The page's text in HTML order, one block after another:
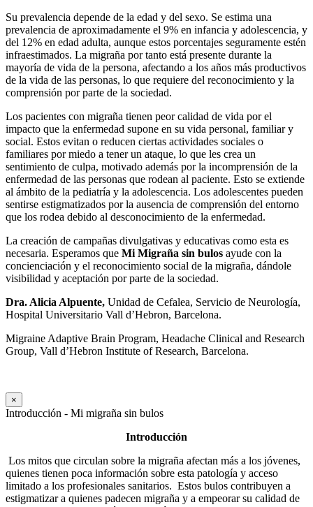
Su prevalencia depende de la edad y del sexo. Se estima una
prevalencia de aproximadamente el 9% en infancia y adolescencia, y
del 12% en edad adulta, aunque estos porcentajes seguramente estén
infraestimados. La migraña por tanto está presente durante la
mayoría de vida de la persona, afectando a los años más productivos
de la vida de las personas, lo que requiere del reconocimiento y la
comprensión por parte de la sociedad.
Los pacientes con migraña tienen peor calidad de vida por el
impacto que la enfermedad supone en su vida personal, familiar y
social. Estos evitan o reducen ciertas actividades sociales o
familiares por miedo a tener un ataque, lo que les crea un
sentimiento de culpa, motivado además por la incomprensión de la
enfermedad de las personas que rodean al paciente. Esto se extiende
al ámbito de la pediatría y la adolescencia. Los adolescentes pueden
sentirse estigmatizados por la ausencia de comprensión del entorno
que los rodea debido al desconocimiento de la enfermedad.
La creación de campañas divulgativas y educativas como esta es
necesaria. Esperamos que Mi Migraña sin bulos ayude con la
concienciación y el reconocimiento social de la migraña, dándole
visibilidad y aceptación por parte de la sociedad.
Dra. Alicia Alpuente, Unidad de Cefalea, Servicio de Neurología,
Hospital Universitario Vall d’Hebron, Barcelona.
Migraine Adaptive Brain Program, Headache Clinical and Research
Group, Vall d’Hebron Institute of Research, Barcelona.
×
Introducción - Mi migraña sin bulos
Introducción
Los mitos que circulan sobre la migraña afectan más a los jóvenes,
quienes tienen poca información sobre esta patología y acceso
limitado a los profesionales sanitarios. Estos bulos contribuyen a
estigmatizar a quienes padecen migraña y a empeorar su calidad de